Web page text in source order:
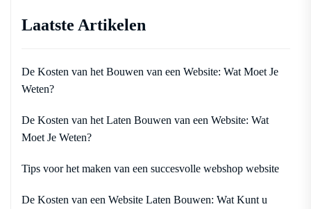
Laatste Artikelen
De Kosten van het Bouwen van een Website: Wat Moet Je
Weten?
De Kosten van het Laten Bouwen van een Website: Wat
Moet Je Weten?
Tips voor het maken van een succesvolle webshop website
De Kosten van een Website Laten Bouwen: Wat Kunt u